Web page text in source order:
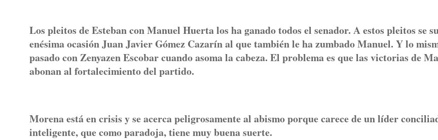
Los pleitos de Esteban con Manuel Huerta los ha ganado todos el senador. A estos pleitos se
enésima ocasión Juan Javier Gómez Cazarín al que también le ha zumbado Manuel. Y lo
pasado con Zenyazen Escobar cuando asoma la cabeza. El problema es que las victorias de
abonan al fortalecimiento del partido.
Morena está en crisis y se acerca peligrosamente al abismo porque carece de un líder
inteligente, que como paradoja, tiene muy buena suerte.